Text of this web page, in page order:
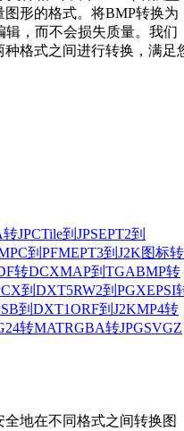
形的格式。将BMP转换为
辑，而不会损失质量。我们
格式之间进行转换，满足
JPCTile到JPSEPT2到
到PFMEPT3到J2K图标转
转DCXMAP到TGABMP转
到DXT5RW2到PGXEPSI
到DXT1ORF到J2KMP4转
转MATRGBA转JPGSVGZ
地在不同格式之间转换图